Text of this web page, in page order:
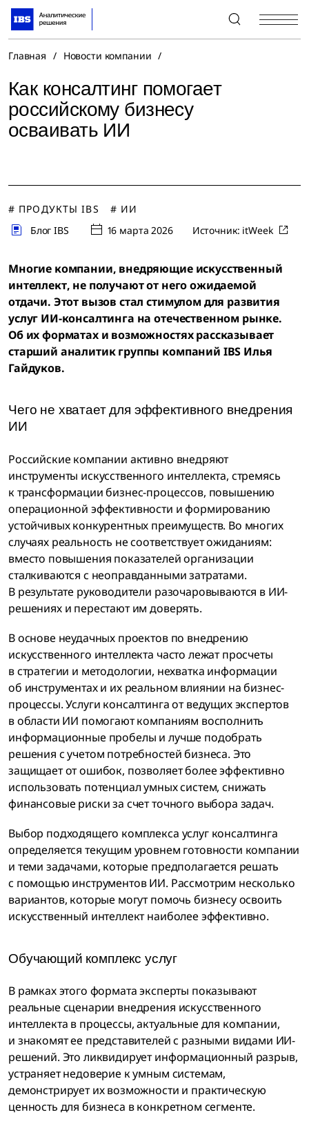
+7 (495) 967-80-80
Главная / Новости компании /
Как консалтинг помогает
российскому бизнесу
осваивать ИИ
# ПРОДУКТЫ IBS
# ИИ
Блог IBS
16 марта 2026 Источник: itWeek
Многие компании, внедряющие искусственный
интеллект, не получают от него ожидаемой
отдачи. Этот вызов стал стимулом для развития
услуг ИИ-консалтинга на отечественном рынке.
Об их форматах и возможностях рассказывает
старший аналитик группы компаний IBS Илья
Гайдуков.
Чего не хватает для эффективного внедрения
ИИ
Российские компании активно внедряют
инструменты искусственного интеллекта, стремясь
к трансформации бизнес-процессов, повышению
операционной эффективности и формированию
устойчивых конкурентных преимуществ. Во многих
случаях реальность не соответствует ожиданиям:
вместо повышения показателей организации
сталкиваются с неоправданными затратами.
В результате руководители разочаровываются в ИИ-
решениях и перестают им доверять.
В основе неудачных проектов по внедрению
искусственного интеллекта часто лежат просчеты
в стратегии и методологии, нехватка информации
об инструментах и их реальном влиянии на бизнес-
процессы. Услуги консалтинга от ведущих экспертов
в области ИИ помогают компаниям восполнить
информационные пробелы и лучше подобрать
решения с учетом потребностей бизнеса. Это
защищает от ошибок, позволяет более эффективно
использовать потенциал умных систем, снижать
финансовые риски за счет точного выбора задач.
Выбор подходящего комплекса услуг консалтинга
определяется текущим уровнем готовности компании
и теми задачами, которые предполагается решать
с помощью инструментов ИИ. Рассмотрим несколько
вариантов, которые могут помочь бизнесу освоить
искусственный интеллект наиболее эффективно.
Обучающий комплекс услуг
В рамках этого формата эксперты показывают
реальные сценарии внедрения искусственного
интеллекта в процессы, актуальные для компании,
и знакомят ее представителей с разными видами ИИ-
решений. Это ликвидирует информационный разрыв,
устраняет недоверие к умным системам,
демонстрирует их возможности и практическую
ценность для бизнеса в конкретном сегменте.